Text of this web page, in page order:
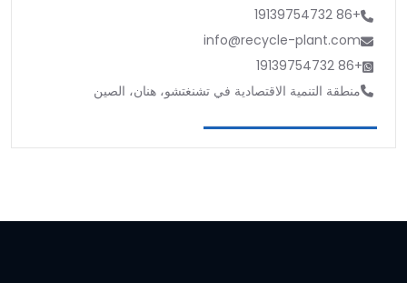
+86 19139754732
info@recycle-plant.com
+86 19139754732
منطقة التنمية الاقتصادية في تشنغتشو، هنان، الصين